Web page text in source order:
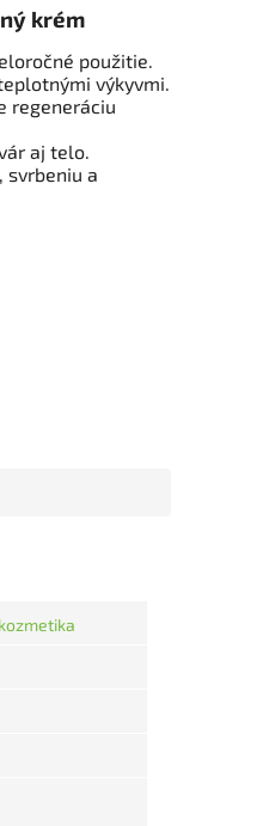
krém
použitie.
výkyvmi.
regeneráciu
aj telo.
svrbeniu a